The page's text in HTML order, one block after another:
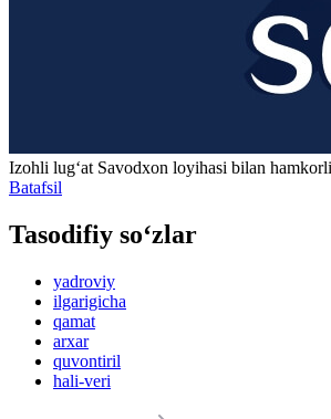
Izohli lugʻat Savodxon loyihasi bilan
Batafsil
Tasodifiy so‘zlar
yadroviy
ilgarigicha
qamat
arxar
quvontiril
hali-veri